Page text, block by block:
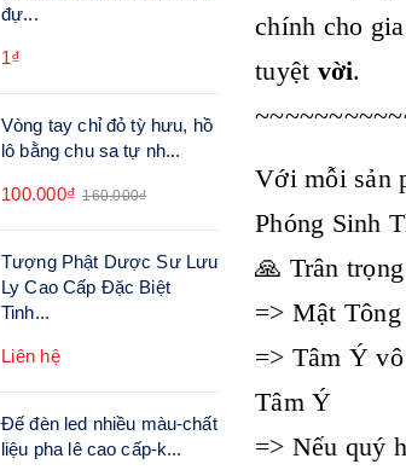
đự...
1₫
Vòng tay chỉ đỏ tỳ hưu, hồ
lô bằng chu sa tự nh...
100.000₫ 160.000₫
Tượng Phật Dược Sư Lưu
Ly Cao Cấp Đặc Biệt
Tinh...
Liên hệ
Đế đèn led nhiều màu-chất
liệu pha lê cao cấp-k...
chính cho
tuyệt vời.
Với mỗi sản
Phóng Sinh
🙏 Trân
=> Mật
=> Tâm Ý
Tâm Ý
=> Nếu quý